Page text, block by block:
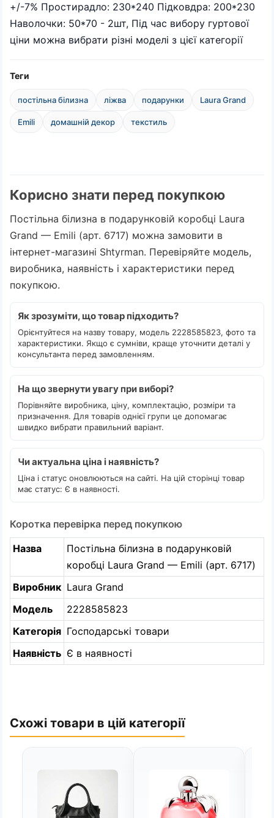
+/-7% Простирадло: 230*240 Підковдра: 200*230
Наволочки: 50*70 - 2шт, Під час вибору гуртової
ціни можна вибрати різні моделі з цієї категорії
Теги
постільна білизна ліжва подарунки Laura Grand
Emili домашній декор текстиль
Корисно знати перед покупкою
Постільна білизна в подарунковій коробці Laura
Grand — Emili (арт. 6717) можна замовити в
інтернет-магазині Shtyrman. Перевіряйте модель,
виробника, наявність і характеристики перед
покупкою.
Як зрозуміти, що товар підходить?
Орієнтуйтеся на назву товару, модель 2228585823, фото та
характеристики. Якщо є сумніви, краще уточнити деталі у
консультанта перед замовленням.
На що звернути увагу при виборі?
Порівняйте виробника, ціну, комплектацію, розміри та
призначення. Для товарів однієї групи це допомагає
швидко вибрати правильний варіант.
Чи актуальна ціна і наявність?
Ціна і статус оновлюються на сайті. На цій сторінці товар
має статус: Є в наявності.
Коротка перевірка перед покупкою
Назва
Постільна білизна в подарунковій
коробці Laura Grand — Emili (арт. 6717)
Виробник Laura Grand
Модель
2228585823
Категорія Господарські товари
Наявність Є в наявності
Схожі товари в цій категорії